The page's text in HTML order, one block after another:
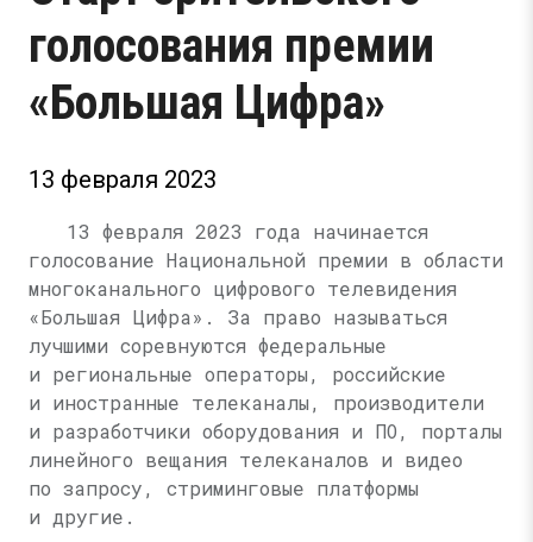
голосования премии
«Большая Цифра»
13 февраля 2023
13 февраля 2023 года начинается
голосование Национальной премии в области
многоканального цифрового телевидения
«Большая Цифра». За право называться
лучшими соревнуются федеральные
и региональные операторы, российские
и иностранные телеканалы, производители
и разработчики оборудования и ПО, порталы
линейного вещания телеканалов и видео
по запросу, стриминговые платформы
и другие.